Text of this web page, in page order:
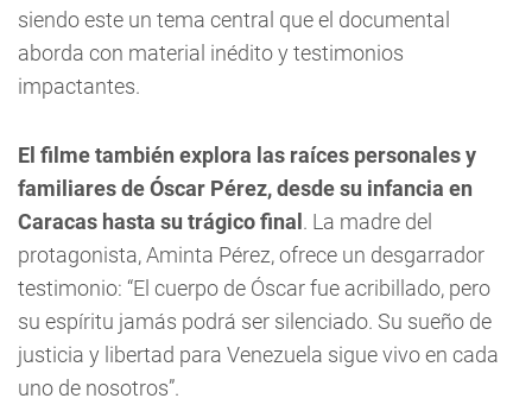
siendo este un tema central que el documental
aborda con material inédito y testimonios
impactantes.
El filme también explora las raíces personales y
familiares de Óscar Pérez, desde su infancia en
Caracas hasta su trágico final . La madre del
protagonista, Aminta Pérez, ofrece un desgarrador
testimonio: “El cuerpo de Óscar fue acribillado, pero
su espíritu jamás podrá ser silenciado. Su sueño de
justicia y libertad para Venezuela sigue vivo en cada
uno de nosotros”.